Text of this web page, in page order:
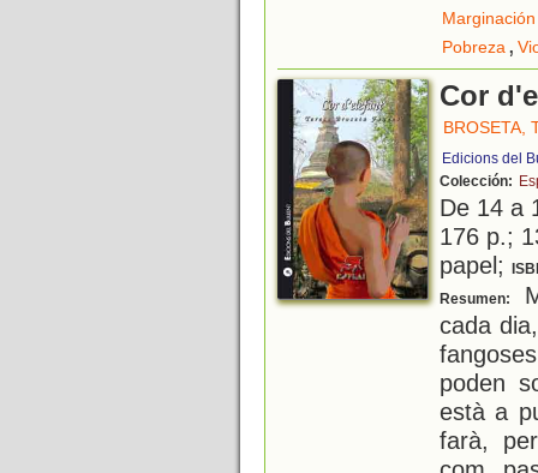
Pobreza,
Cor
BROSETA,
Edicions del
Colección:
De 14 a
176 p.;
papel;
Resumen:
cada
poden
està a
farà,